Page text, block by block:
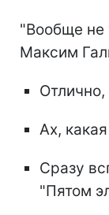
"Вообще не
Максим
Ах,
Сразу
"Пятом